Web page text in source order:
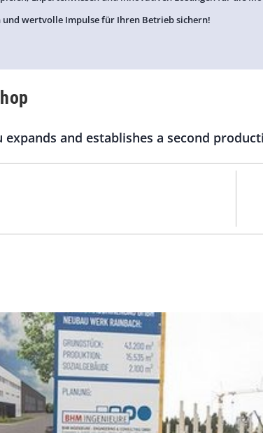
und wertvolle Impulse für Ihren Betrieb sichern!
and establishes a second